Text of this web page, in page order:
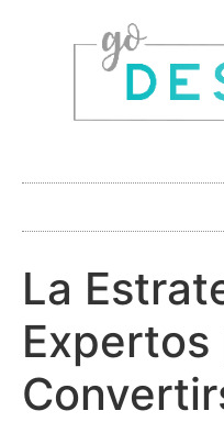
La
Expertos